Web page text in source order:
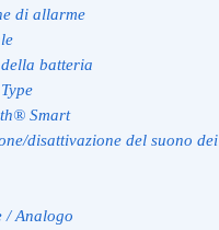
di allarme
batteria
Smart
disattivazione del suono dei
/ Analogo